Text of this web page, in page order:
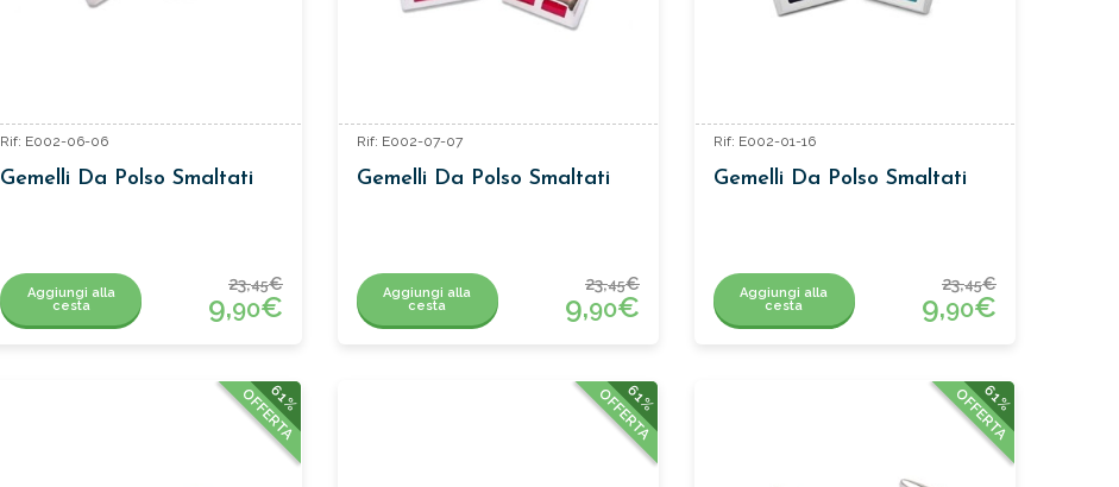
Rif: E002-06-06
Gemelli Da Polso Smaltati
Aggiungi alla
cesta
23,45€
9,90€
Rif: E002-07-07
Gemelli Da Polso Smaltati
Aggiungi alla
cesta
23,45€
9,90€
Rif: E002-01-16
Gemelli Da Polso Smaltati
Aggiungi alla
cesta
23,45€
9,90€
61%
OFFERTA 61%
OFFERTA 61%
OFFERTA